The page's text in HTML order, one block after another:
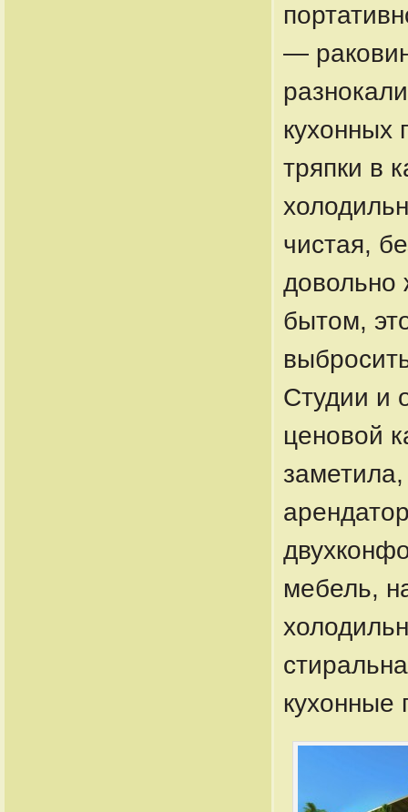
—
тряпки в
чистая,
довольно
бытом,
Студии и
ценовой
мебель,
кухонные